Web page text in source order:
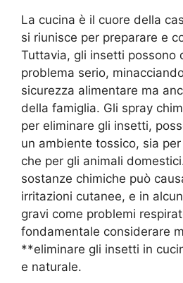
La cucina è il cuore della
si riunisce per preparare e
Tuttavia, gli insetti possono
problema serio,
sicurezza alimentare ma
della famiglia. Gli spray
per eliminare gli insetti,
un ambiente tossico, sia
che per gli animali
sostanze chimiche può
irritazioni cutanee, e in
gravi come problemi
fondamentale considerare
**eliminare gli insetti in
e naturale.